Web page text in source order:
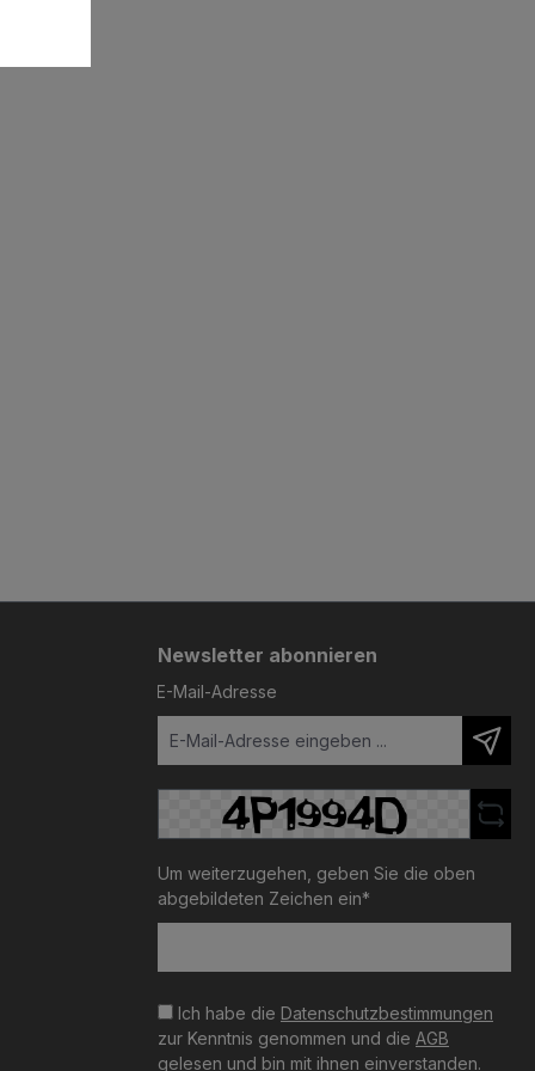
Newsletter abonnieren
E-Mail-Adresse
Um weiterzugehen, geben Sie die oben
abgebildeten Zeichen ein*
Ich habe die Datenschutzbestimmungen
zur Kenntnis genommen und die AGB
gelesen und bin mit ihnen einverstanden.